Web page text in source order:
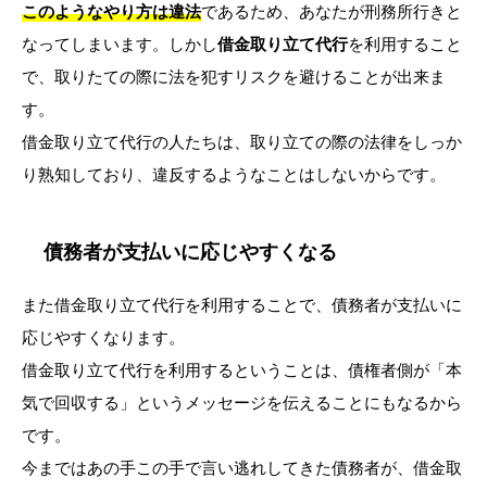
このようなやり方は違法であるため、あなたが刑務所行きと
なってしまいます。しかし借金取り立て代行を利用すること
で、取りたての際に法を犯すリスクを避けることが出来ま
す。
借金取り立て代行の人たちは、取り立ての際の法律をしっか
り熟知しており、違反するようなことはしないからです。
債務者が支払いに応じやすくなる
また借金取り立て代行を利用することで、債務者が支払いに
応じやすくなります。
借金取り立て代行を利用するということは、債権者側が「本
気で回収する」というメッセージを伝えることにもなるから
です。
今まではあの手この手で言い逃れしてきた債務者が、借金取